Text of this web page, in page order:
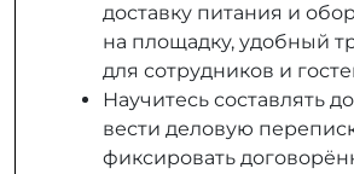
доставку питания и
на площадку, удобный
для сотрудников и
Научитесь составлять
вести деловую
фиксировать